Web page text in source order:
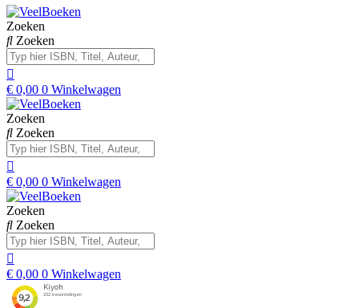
Zoeken
Zoeken
€ 0,00 0 Winkelwagen
Zoeken
Zoeken
€ 0,00 0 Winkelwagen
Zoeken
Zoeken
€ 0,00 0 Winkelwagen